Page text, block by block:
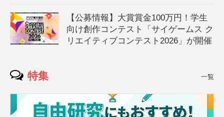
【公募情報】大賞賞金100万円！学生
向け創作コンテスト「サイゲームス ク
リエイティブコンテスト2026」が開催
特集 一覧